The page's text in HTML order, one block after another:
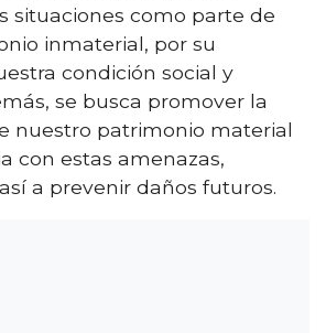
situaciones como parte de
inmaterial, por su
condición social y
se busca promover la
nuestro patrimonio material
con estas amenazas,
a prevenir daños futuros.